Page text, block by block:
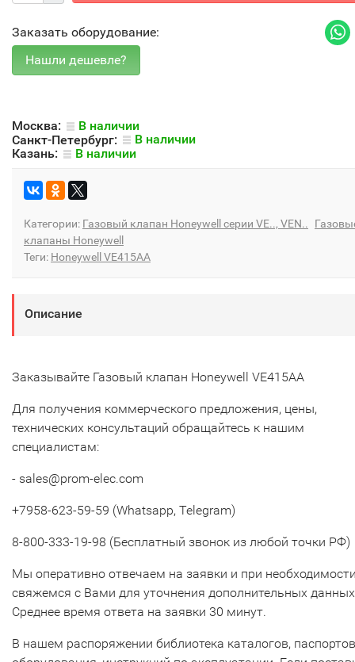
Заказать оборудование:
Москва:
В наличии
Санкт-Петербург:
В наличии
Казань:
В наличии
Категории: Газовый клапан Honeywell серии VE.., VEN..
клапаны Honeywell
Теги: Honeywell VE415AA
Описание
Заказывайте Газовый клапан Honeywell VE415AA
Для получения коммерческого предложения, цены,
технических консультаций обращайтесь к нашим
специалистам:
- sales@prom-elec.com
+7958-623-59-59 (Whatsapp, Telegram)
8-800-333-19-98 (Бесплатный звонок из любой точки РФ)
Мы оперативно отвечаем на заявки и при
свяжемся с Вами для уточнения дополнительных
Среднее время ответа на заявки 30 минут.
В нашем распоряжении библиотека каталогов, паспортов